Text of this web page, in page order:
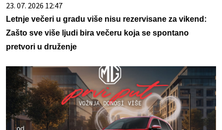
23. 07. 2026 12:47
Letnje večeri u gradu više nisu rezervisane za vikend:
Zašto sve više ljudi bira večeru koja se spontano
pretvori u druženje